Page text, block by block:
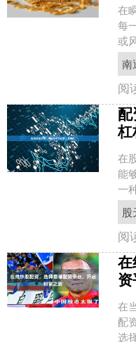
在
每
或
资
仅
南
阅
在
能
一
应
资
股
阅
在
配
选